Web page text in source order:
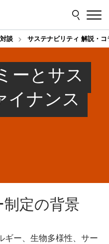
談 サステナビリティ 解説・コ
ーとサス
イナンス
定の背景
ギー、生物多様性、サー